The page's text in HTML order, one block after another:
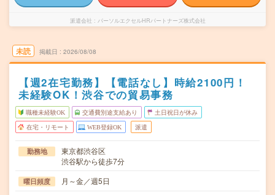
派遣会社 パーソルエクセルHRパートナーズ株式会社
未読 掲載日 2026/08/08
【週2在宅勤務】【電話なし】時給2100円！
未経験OK！渋谷での貿易事務
職種未経験OK 交通費別途支給あり 土日祝日が休み
在宅・リモート WEB登録OK 派遣
勤務地
東京都渋谷区
渋谷駅から徒歩7分
曜日頻度 月～金／週5日